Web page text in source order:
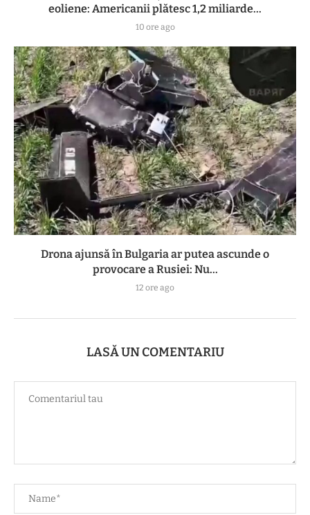
eoliene: Americanii plătesc 1,2 miliarde...
10 ore ago
Drona ajunsă în Bulgaria ar putea ascunde o
provocare a Rusiei: Nu...
12 ore ago
LASĂ UN COMENTARIU